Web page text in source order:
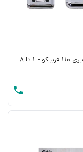
پنل آیفون تصویری 110 فربیکو - 1 تا 8